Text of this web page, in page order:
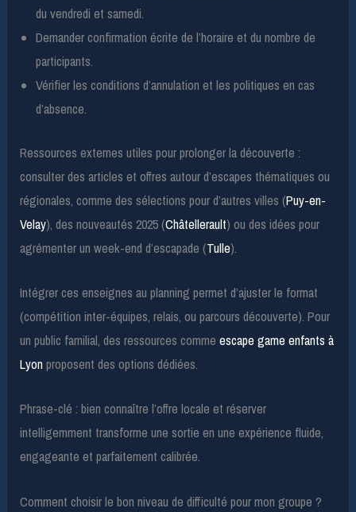
du vendredi et samedi.
Demander confirmation écrite de l’horaire et du nombre de
participants.
Vérifier les conditions d’annulation et les politiques en cas
d’absence.
Ressources externes utiles pour prolonger la découverte :
consulter des articles et offres autour d’escapes thématiques ou
régionales, comme des sélections pour d’autres villes (Puy-en-
Velay), des nouveautés 2025 (Châtellerault) ou des idées pour
agrémenter un week-end d’escapade (Tulle).
Intégrer ces enseignes au planning permet d’ajuster le format
(compétition inter-équipes, relais, ou parcours découverte). Pour
un public familial, des ressources commeescape game enfants à
Lyonproposent des options dédiées.
Phrase-clé : bien connaître l’offre locale et réserver
intelligemment transforme une sortie en une expérience fluide,
engageante et parfaitement calibrée.
Comment choisir le bon niveau de difficulté pour mon groupe ?